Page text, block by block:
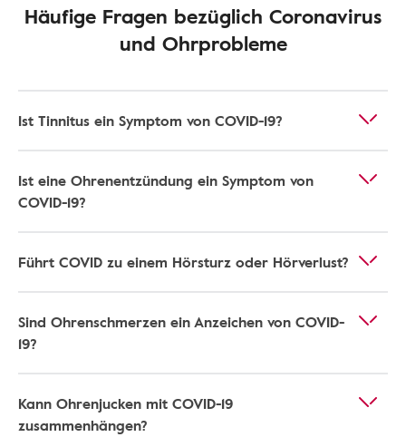
Häufige Fragen bezüglich Coronavirus
und Ohrprobleme
Ist Tinnitus ein Symptom von COVID-19?
Ist eine Ohrenentzündung ein Symptom von
COVID-19?
Führt COVID zu einem Hörsturz oder Hörverlust?
Sind Ohrenschmerzen ein Anzeichen von COVID-
19?
Kann Ohrenjucken mit COVID-19
zusammenhängen?